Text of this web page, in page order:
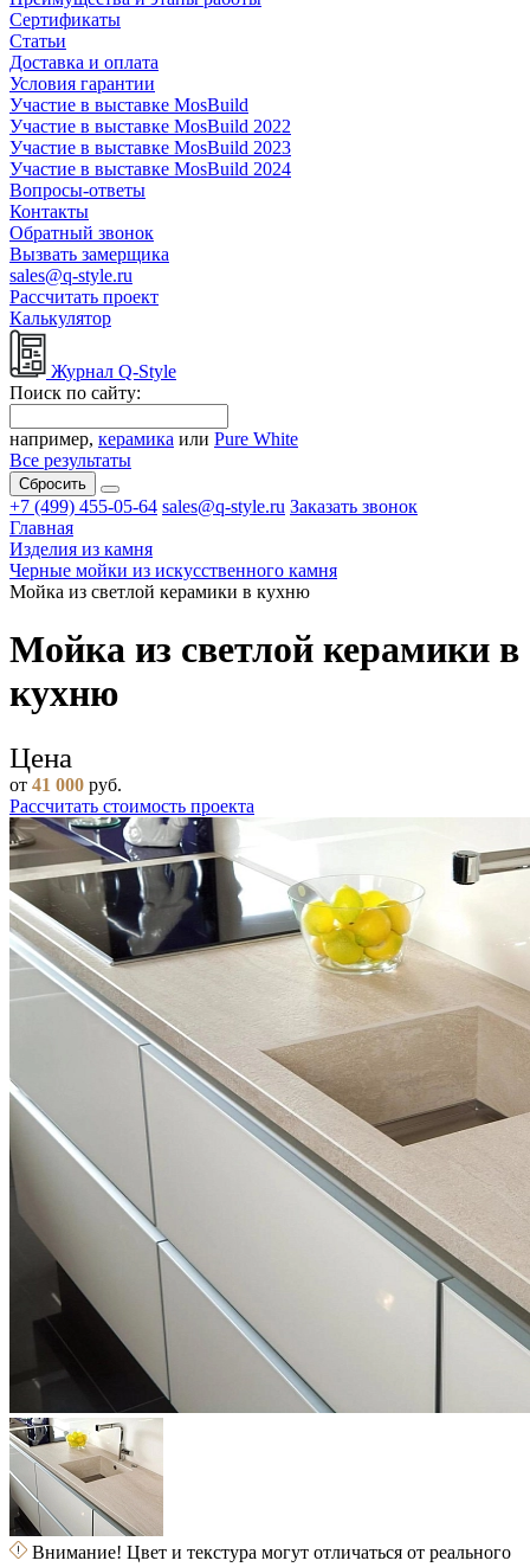
Сертификаты
Статьи
Доставка и оплата
Условия гарантии
Участие в выставке MosBuild
Участие в выставке MosBuild 2022
Участие в выставке MosBuild 2023
Участие в выставке MosBuild 2024
Вопросы-ответы
Контакты
Обратный звонок
Вызвать замерщика
sales@q-style.ru
Рассчитать проект
Калькулятор
Журнал Q-Style
Поиск по сайту:
например, керамика или Pure White
Все результаты
Сбросить
+7 (499) 455-05-64 sales@q-style.ru Заказать звонок
Главная
Изделия из камня
Черные мойки из искусственного камня
Мойка из светлой керамики в кухню
Мойка из светлой керамики в
кухню
Цена
от 41 000 руб.
Рассчитать стоимость проекта
Внимание! Цвет и текстура могут отличаться от реального